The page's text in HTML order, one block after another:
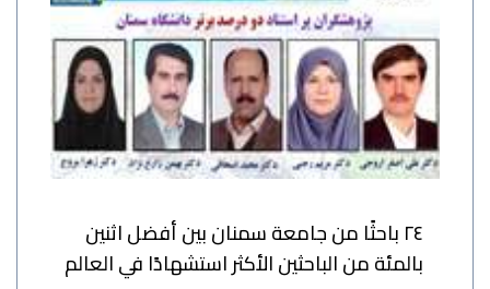
٢٤ باحثًا من جامعة سمنان بين أفضل اثنين
بالمئة من الباحثين الأكثر استشهادًا في العالم